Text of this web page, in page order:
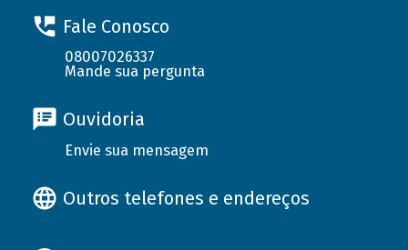
Fale Conosco
08007026337
Mande sua pergunta
Ouvidoria
Envie sua mensagem
Outros telefones e endereços